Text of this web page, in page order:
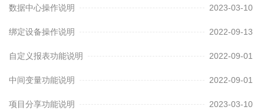
数据中心操作说明 2023-03-10
绑定设备操作说明 2022-09-13
自定义报表功能说明 2022-09-01
中间变量功能说明 2022-09-01
项目分享功能说明 2023-03-10